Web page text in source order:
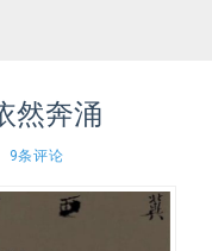
然奔涌
9条评论